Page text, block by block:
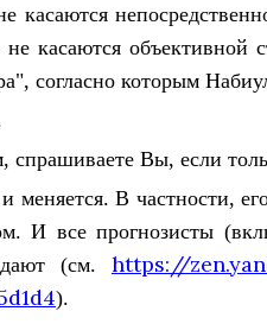
касаются
касаются
согласно которым
Вы, если
В частности,
И все прогнозисты
(см. https://
).